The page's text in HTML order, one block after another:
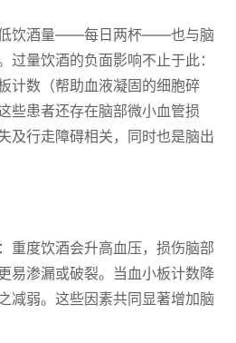
低饮酒量——每日两杯——也与脑
过量饮酒的负面影响不止于此：
计数（帮助血液凝固的细胞碎
些患者还存在脑部微小血管损
及行走障碍相关，同时也是脑出
重度饮酒会升高血压，损伤脑部
易渗漏或破裂。当血小板计数降
减弱。这些因素共同显著增加脑